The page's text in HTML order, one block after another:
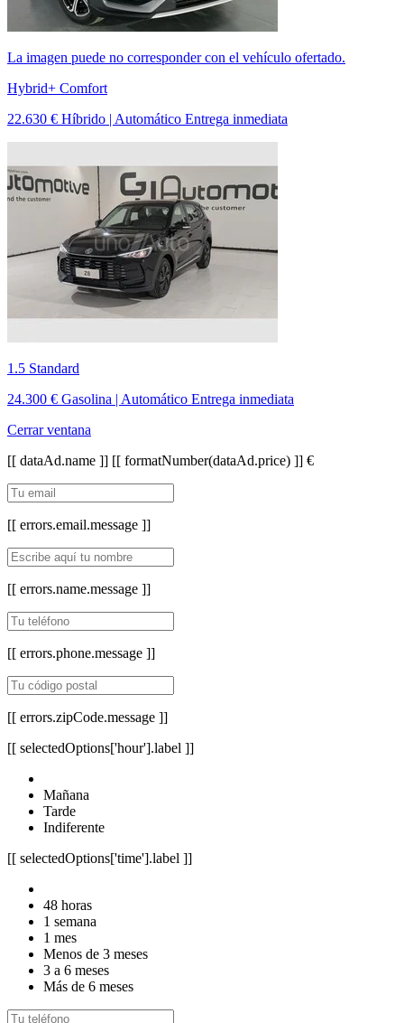
La imagen puede no corresponder con el vehículo ofertado.
Hybrid+ Comfort
22.630 € Híbrido | Automático Entrega inmediata
1.5 Standard
24.300 € Gasolina | Automático Entrega inmediata
Cerrar ventana
[[ dataAd.name ]] [[ formatNumber(dataAd.price) ]] €
[[ errors.email.message ]]
[[ errors.name.message ]]
[[ errors.phone.message ]]
[[ errors.zipCode.message ]]
[[ selectedOptions['hour'].label ]]
Mañana
Tarde
Indiferente
[[ selectedOptions['time'].label ]]
48 horas
1 semana
1 mes
Menos de 3 meses
3 a 6 meses
Más de 6 meses